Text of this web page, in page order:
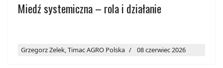
Miedź systemiczna – rola i działanie
Grzegorz Zelek, Timac AGRO Polska 08 czerwiec 2026